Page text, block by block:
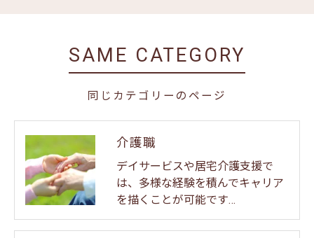
同じカテゴリーのページ
SAME CATEGORY
介護職
デイサービスや居宅介護支援で
は、多様な経験を積んでキャリア
を描くことが可能です…